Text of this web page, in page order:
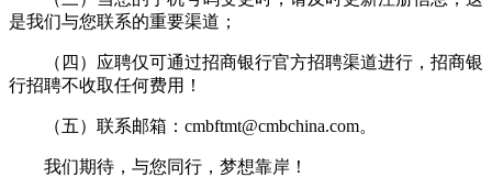
是我们与您联系的重要渠道；
（四）应聘仅可通过招商银行官方招聘渠道进行，招商银
行招聘不收取任何费用！
（五）联系邮箱：cmbftmt@cmbchina.com。
我们期待，与您同行，梦想靠岸！